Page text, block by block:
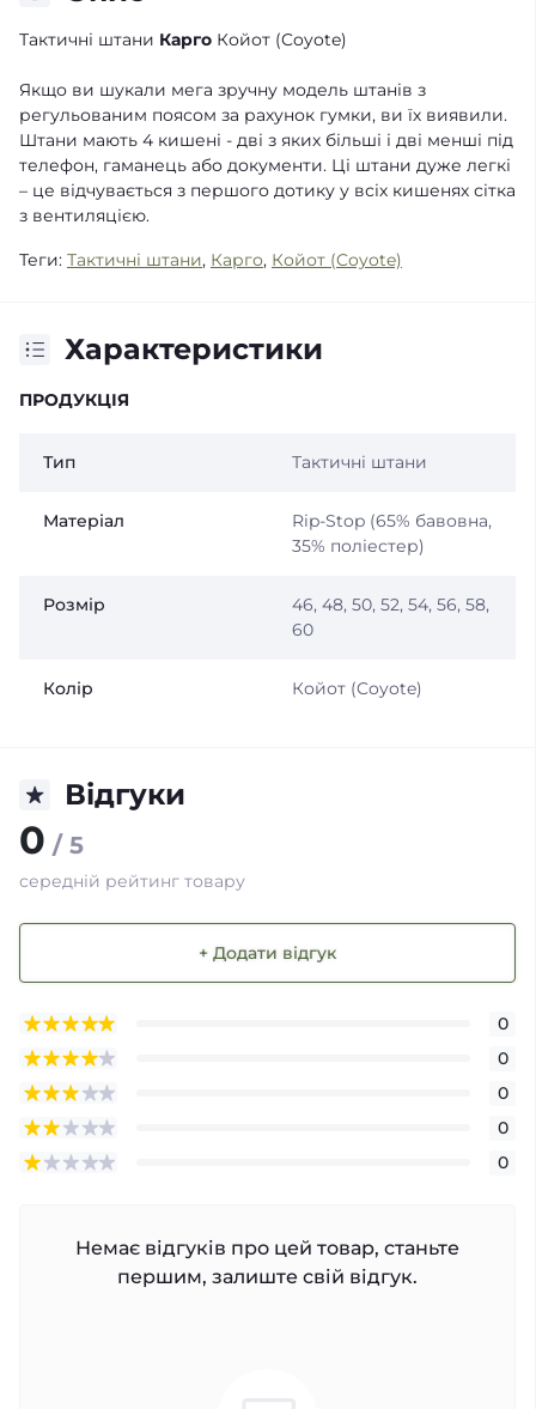
Тактичні штани Карго Койот (Coyote)
Якщо ви шукали мега зручну модель штанів з
регульованим поясом за рахунок гумки, ви їх виявили.
Штани мають 4 кишені - дві з яких більші і дві менші під
телефон, гаманець або документи. Ці штани дуже легкі
– це відчувається з першого дотику у всіх кишенях сітка
з вентиляцією.
Теги: Тактичні штани, Карго, Койот (Coyote)
Характеристики
ПРОДУКЦІЯ
Тип Тактичні штани
Матеріал
Rip-Stop (65% бавовна,
35% поліестер)
Розмір
46, 48, 50, 52, 54, 56, 58,
60
Колір Койот (Coyote)
Відгуки
0 / 5
середній рейтинг товару
+ Додати відгук
0
0
0
0
0
Немає відгуків про цей товар, станьте
першим, залиште свій відгук.